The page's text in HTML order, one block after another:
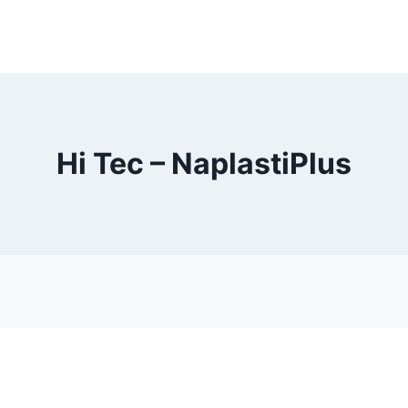
Hi Tec – NaplastiPlus